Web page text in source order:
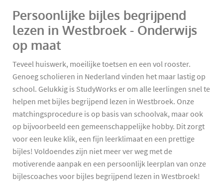
Persoonlijke bijles begrijpend
lezen in Westbroek - Onderwijs
op maat
Teveel huiswerk, moeilijke toetsen en een vol rooster.
Genoeg scholieren in Nederland vinden het maar lastig op
school. Gelukkig is StudyWorks er om alle leerlingen snel te
helpen met bijles begrijpend lezen in Westbroek. Onze
matchingsprocedure is op basis van schoolvak, maar ook
op bijvoorbeeld een gemeenschappelijke hobby. Dit zorgt
voor een leuke klik, een fijn leerklimaat en een prettige
bijles! Voldoendes zijn niet meer ver weg met de
motiverende aanpak en een persoonlijk leerplan van onze
bijlescoaches voor bijles begrijpend lezen in Westbroek!